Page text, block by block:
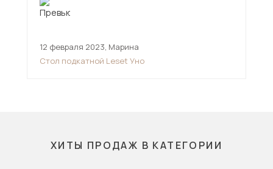
12 февраля 2023, Марина
Стол подкатной Leset Уно
ХИТЫ ПРОДАЖ В КАТЕГОРИИ